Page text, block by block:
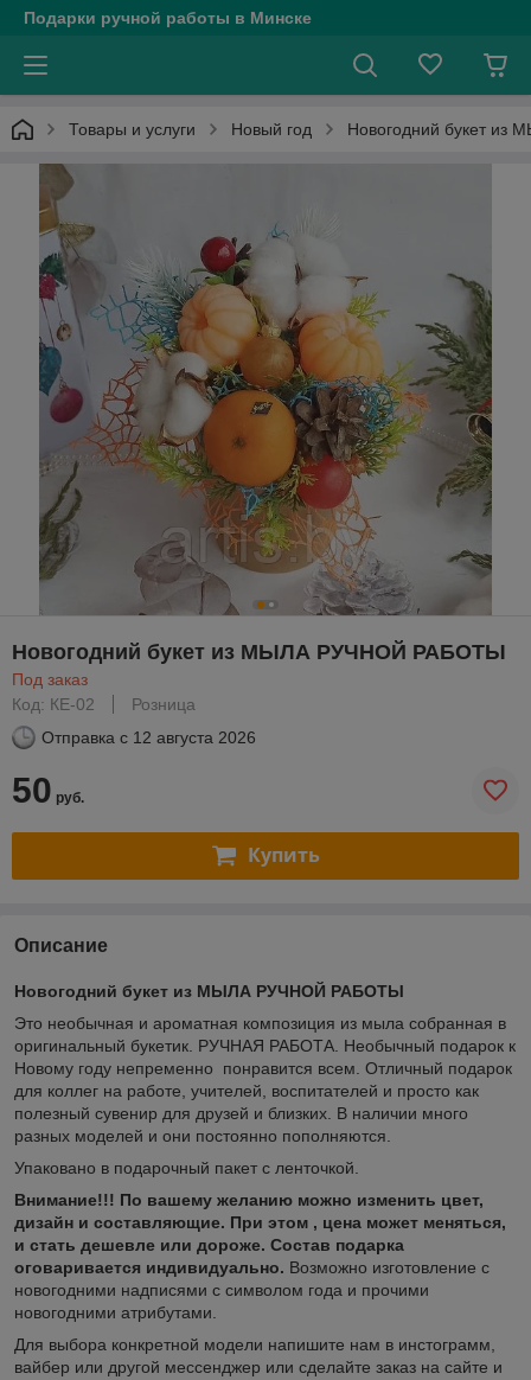
Подарки ручной работы в Минске
Товары и услуги Новый год Новогодний букет
Новогодний букет из МЫЛА РУЧНОЙ РАБОТЫ
Под заказ
Код: КЕ-02
Розница
Отправка с 12 августа 2026
50 руб.
Купить
Описание
Новогодний букет из МЫЛА РУЧНОЙ РАБОТЫ
Это необычная и ароматная композиция из мыла собранная в
оригинальный букетик. РУЧНАЯ РАБОТА. Необычный подарок к
Новому году непременно понравится всем. Отличный подарок
для коллег на работе, учителей, воспитателей и просто как
полезный сувенир для друзей и близких. В наличии много
разных моделей и они постоянно пополняются.
Упаковано в подарочный пакет с ленточкой.
Внимание!!! По вашему желанию можно изменить цвет,
дизайн и составляющие. При этом , цена может меняться,
и стать дешевле или дороже. Состав подарка
оговаривается индивидуально. Возможно изготовление с
новогодними надписями с символом года и прочими
новогодними атрибутами.
Для выбора конкретной модели напишите нам в инстограмм,
вайбер или другой мессенджер или сделайте заказ на сайте и